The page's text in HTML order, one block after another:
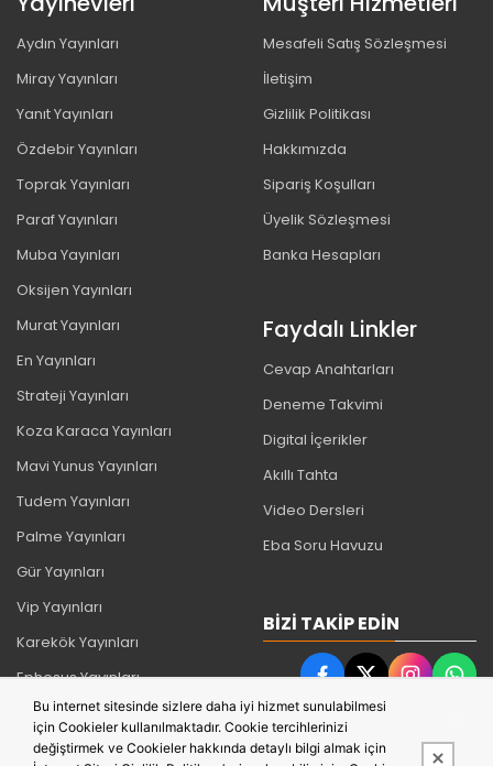
Aydın Yayınları
Miray Yayınları
Yanıt Yayınları
Özdebir Yayınları
Toprak Yayınları
Paraf Yayınları
Muba Yayınları
Oksijen Yayınları
Murat Yayınları
En Yayınları
Strateji Yayınları
Koza Karaca Yayınları
Mavi Yunus Yayınları
Tudem Yayınları
Palme Yayınları
Gür Yayınları
Vip Yayınları
Karekök Yayınları
Ephesus Yayınları
İş Bankası Yayınları
Timaş Yayınları
Mesafeli Satış Sözleşmesi
İletişim
Gizlilik Politikası
Hakkımızda
Sipariş Koşulları
Üyelik Sözleşmesi
Banka Hesapları
Faydalı Linkler
Cevap Anahtarları
Deneme Takvimi
Digital İçerikler
Akıllı Tahta
Video Dersleri
Eba Soru Havuzu
BIZI TAKIP EDIN
Bu internet sitesinde sizlere daha iyi hizmet sunulabilmesi
için Cookieler kullanılmaktadır. Cookie tercihlerinizi
değiştirmek ve Cookieler hakkında detaylı bilgi almak için